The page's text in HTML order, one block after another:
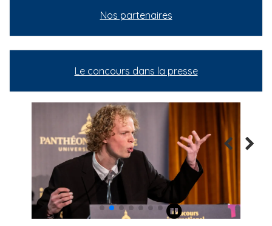
Nos partenaires
Le concours dans la presse